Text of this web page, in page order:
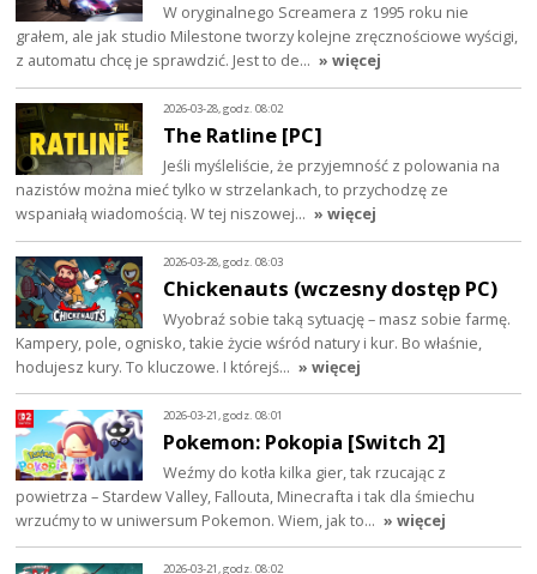
W oryginalnego Screamera z 1995 roku nie
grałem, ale jak studio Milestone tworzy kolejne zręcznościowe wyścigi,
z automatu chcę je sprawdzić. Jest to de… » więcej
2026-03-28, godz. 08:02
The Ratline [PC]
Jeśli myśleliście, że przyjemność z polowania na
nazistów można mieć tylko w strzelankach, to przychodzę ze
wspaniałą wiadomością. W tej niszowej… » więcej
2026-03-28, godz. 08:03
Chickenauts (wczesny dostęp PC)
Wyobraź sobie taką sytuację – masz sobie farmę.
Kampery, pole, ognisko, takie życie wśród natury i kur. Bo właśnie,
hodujesz kury. To kluczowe. I którejś… » więcej
2026-03-21, godz. 08:01
Pokemon: Pokopia [Switch 2]
Weźmy do kotła kilka gier, tak rzucając z
powietrza – Stardew Valley, Fallouta, Minecrafta i tak dla śmiechu
wrzućmy to w uniwersum Pokemon. Wiem, jak to… » więcej
2026-03-21, godz. 08:02